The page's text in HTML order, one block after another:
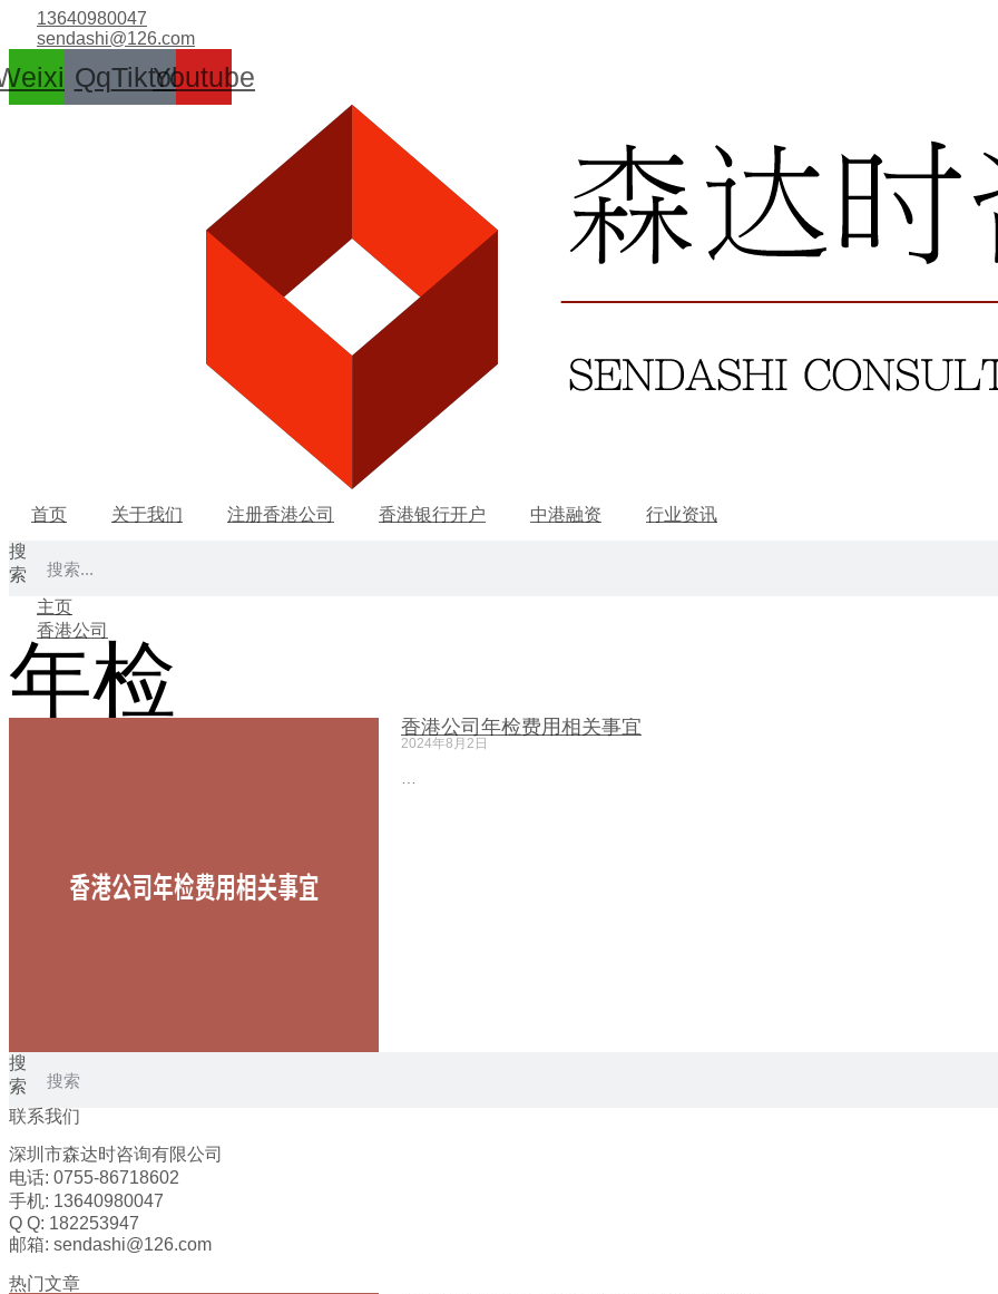
容
13640980047
sendashi@126.com
QqTiktokYoutube
首页 关于我们 注册香港公司 香港银行开户 中港融资
行业资讯
搜
索
主页
香港公司
年检 香港公司年检费用相关事宜
2024年8月2日
搜
索
联系我们
深圳市森达时咨询有限公司
电话: 0755-86718602
手机: 13640980047
Q Q: 182253947
邮箱: sendashi@126.com
热门文章